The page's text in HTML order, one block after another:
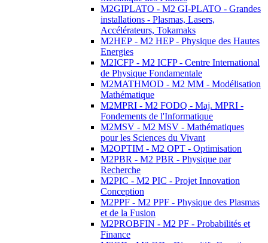
M2GIPLATO - M2 GI-PLATO - Grandes
installations - Plasmas, Lasers,
Accélérateurs, Tokamaks
M2HEP - M2 HEP - Physique des Hautes
Energies
M2ICFP - M2 ICFP - Centre International
de Physique Fondamentale
M2MATHMOD - M2 MM - Modélisation
Mathématique
M2MPRI - M2 FODQ - Maj. MPRI -
Fondements de l'Informatique
M2MSV - M2 MSV - Mathématiques
pour les Sciences du Vivant
M2OPTIM - M2 OPT - Optimisation
M2PBR - M2 PBR - Physique par
Recherche
M2PIC - M2 PIC - Projet Innovation
Conception
M2PPF - M2 PPF - Physique des Plasmas
et de la Fusion
M2PROBFIN - M2 PF - Probabilités et
Finance